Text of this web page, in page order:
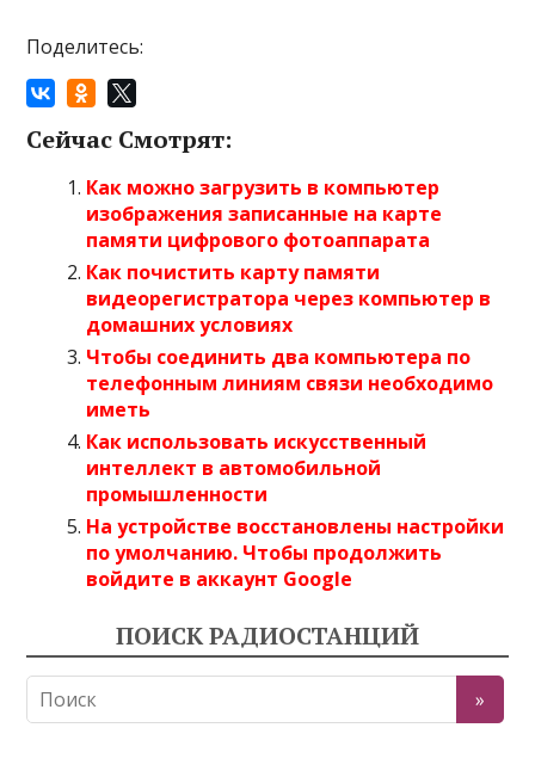
Поделитесь:
Сейчас Смотрят:
Как можно загрузить в компьютер
изображения записанные на карте
памяти цифрового фотоаппарата
Как почистить карту памяти
видеорегистратора через компьютер в
домашних условиях
Чтобы соединить два компьютера по
телефонным линиям связи необходимо
иметь
Как использовать искусственный
интеллект в автомобильной
промышленности
На устройстве восстановлены настройки
по умолчанию. Чтобы продолжить
войдите в аккаунт Google
ПОИСК РАДИОСТАНЦИЙ